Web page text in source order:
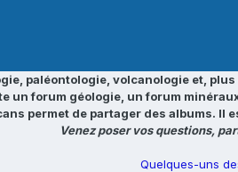
paléontologie, volcanologie et,
forum géologie, un forum
permet de partager des albums.
Venez poser vos questions,
Quelques-uns